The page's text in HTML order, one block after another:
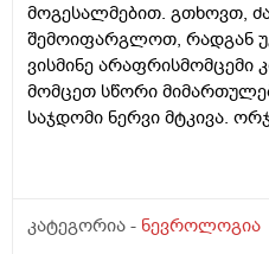
მოგესალმებით. გთხოვთ,
შემოიფარგლოთ, რადგან
ვისმინე არაფრისმომცემი
მომცეთ სწორი
საჯდომი ნერვი მტკივა.
პროტრუზია (5 მმ) მე-5
deep gluteral syndrome ან
კატეგორია - ნევროლოგია